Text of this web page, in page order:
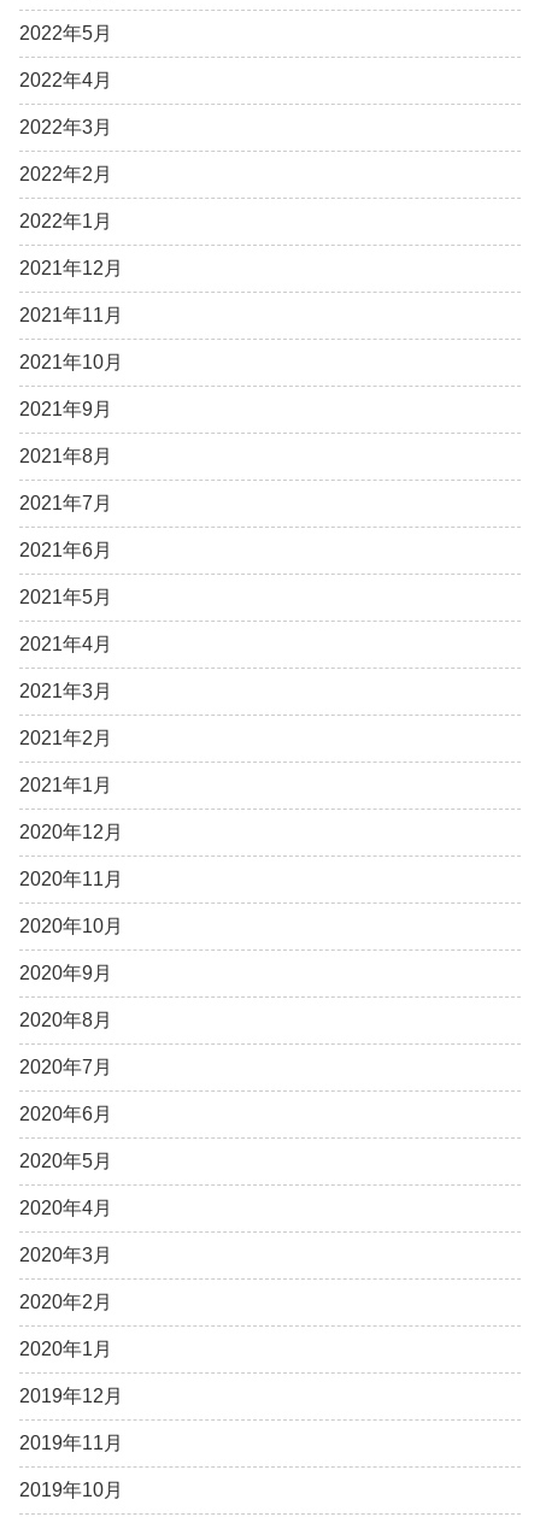
2022年5月
2022年4月
2022年3月
2022年2月
2022年1月
2021年12月
2021年11月
2021年10月
2021年9月
2021年8月
2021年7月
2021年6月
2021年5月
2021年4月
2021年3月
2021年2月
2021年1月
2020年12月
2020年11月
2020年10月
2020年9月
2020年8月
2020年7月
2020年6月
2020年5月
2020年4月
2020年3月
2020年2月
2020年1月
2019年12月
2019年11月
2019年10月